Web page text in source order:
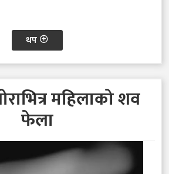
थप
महिलाको शव
फेला